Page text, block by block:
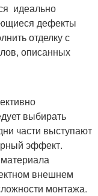
идеально
дефекты
отделку с
описанных
выбирать
части выступают
эффект.
внешнем
монтажа.